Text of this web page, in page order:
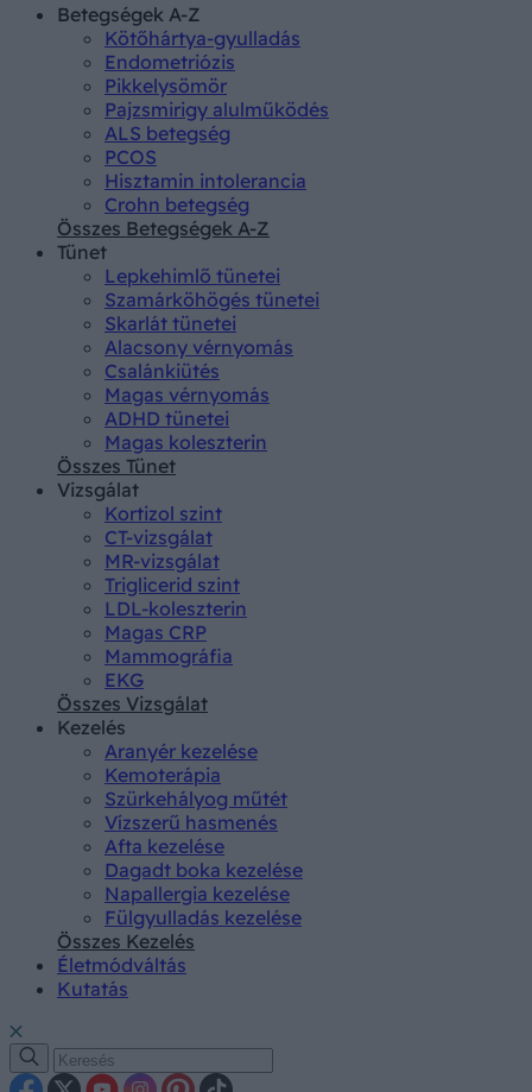
Betegségek A-Z
Kötőhártya-gyulladás
Endometriózis
Pikkelysömör
Pajzsmirigy alulműködés
ALS betegség
PCOS
Hisztamin intolerancia
Crohn betegség
Összes Betegségek A-Z
Tünet
Lepkehimlő tünetei
Szamárköhögés tünetei
Skarlát tünetei
Alacsony vérnyomás
Csalánkiütés
Magas vérnyomás
ADHD tünetei
Magas koleszterin
Összes Tünet
Vizsgálat
Kortizol szint
CT-vizsgálat
MR-vizsgálat
Triglicerid szint
LDL-koleszterin
Magas CRP
Mammográfia
EKG
Összes Vizsgálat
Kezelés
Aranyér kezelése
Kemoterápia
Szürkehályog műtét
Vízszerű hasmenés
Afta kezelése
Dagadt boka kezelése
Napallergia kezelése
Fülgyulladás kezelése
Összes Kezelés
Életmódváltás
Kutatás